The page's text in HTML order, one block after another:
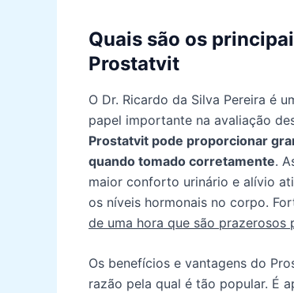
Quais são os
Prostatvit
O Dr. Ricardo da Silva Pereira é
papel importante na avaliação
Prostatvit pode proporcionar
quando tomado corretamente.
maior conforto urinário e alívio
os níveis hormonais no corpo.
de uma hora que são prazerosos
Os benefícios e vantagens do
razão pela qual é tão popular. É